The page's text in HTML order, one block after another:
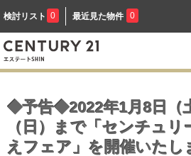
検討リスト 0 最近見た物件 0
◆予告◆2022年1月8日（
（日）まで「センチュ
えフェア」を開催いたし